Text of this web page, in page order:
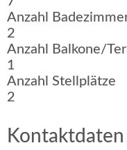
Anzahl
2
Anzahl Balkone/
1
Anzahl Stellplätze
2
Kontaktdaten